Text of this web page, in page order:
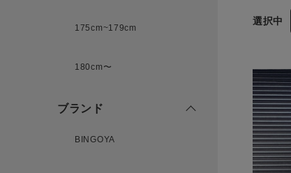
ログイン / マイページ
175cm~179cm
180cm〜
ブランド
BINGOYA